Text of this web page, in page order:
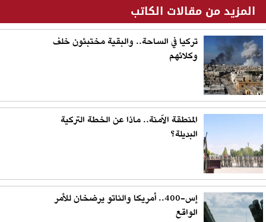
المزيد من مقالات الكاتب
تركيا في الساحة.. والبقية مختبئون خلف
وكلائهم
المنطقة الآمنة.. ماذا عن الخطة التركية
البديلة؟
إس-400.. أمريكا والناتو يرضخان للأمر
الواقع